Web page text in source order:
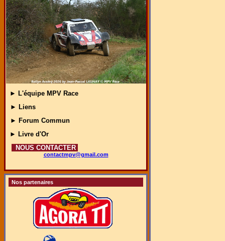
► L'équipe MPV Race
► Liens
► Forum Commun
► Livre d'Or
NOUS CONTACTER
contactmpv@gmail.com
Nos partenaires